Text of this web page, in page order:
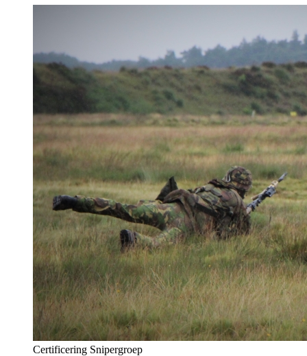
Certificering Snipergroep